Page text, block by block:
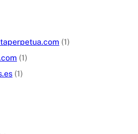
(1)
(1)
(1)